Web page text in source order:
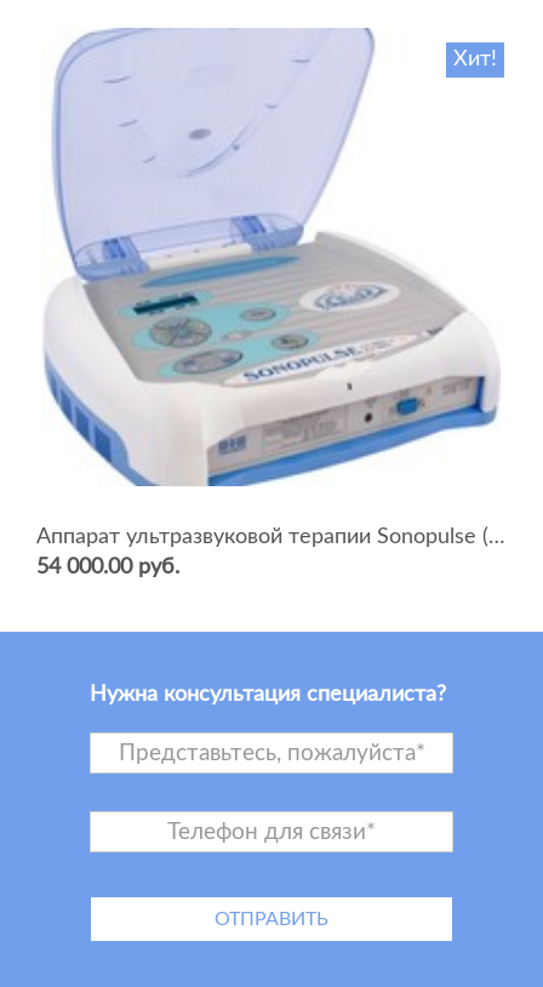
Хит!
Аппарат ультразвуковой терапии Sonopulse (мультичастотный 1 и 3 Мгц)
54 000.00 руб.
Нужна консультация специалиста?